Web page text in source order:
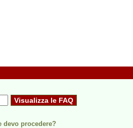
devo procedere?